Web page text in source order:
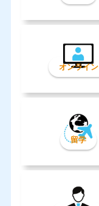
オンライン
留学